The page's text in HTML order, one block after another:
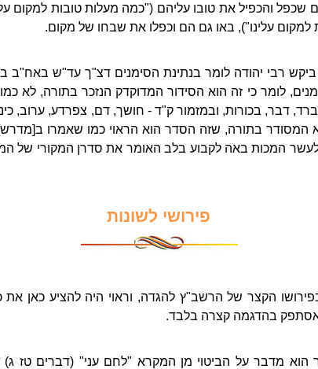
שכפל והכפיל את טובו עליהם ("כמה מעלות טובות למקום
למקום עלינו"), באו גם הם וכפלו את שבחו של מקום.
ביקש רבי יהודה לומר בנתינת הסימנים דצ"ך עד"ש
לומר כי זה הוא הסידור המדוקדק הנזכר בתורה, לא
דבר, בכורות, ובמזמור ק"ד - חושך, דם, צפרדע, ערוב,
המסודר בתורה, שזה הסדר הוא הראוי כמו שאמרו
המכות באה לקבוע בלב האומר את סדרן המקורי של
פירושי לשונות
הקצר של הרשב"ץ להגדה, וראוי היה להציע כאן את
אסתפק בהדגמה קצרה בלבד.
הוא מדבר על הביטוי מן המקרא "לחם עני" (דברים טז